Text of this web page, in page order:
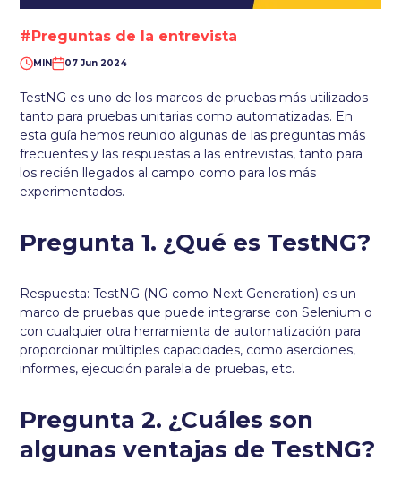
#Preguntas de la entrevista
MIN 07 Jun 2024
TestNG es uno de los marcos de pruebas más utilizados
tanto para pruebas unitarias como automatizadas. En
esta guía hemos reunido algunas de las preguntas más
frecuentes y las respuestas a las entrevistas, tanto para
los recién llegados al campo como para los más
experimentados.
Pregunta 1. ¿Qué es TestNG?
Respuesta: TestNG (NG como Next Generation) es un
marco de pruebas que puede integrarse con Selenium o
con cualquier otra herramienta de automatización para
proporcionar múltiples capacidades, como aserciones,
informes, ejecución paralela de pruebas, etc.
Pregunta 2. ¿Cuáles son
algunas ventajas de TestNG?